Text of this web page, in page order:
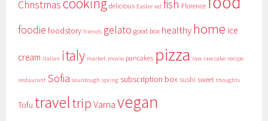
Christmas cooking delicious Easter ed fish Florence
foodie foodstory friends gelato good box healthyhome ice
cream italian italy market movie pancakes pizza raw raw cake recipe
restaurant Sofia sourdough spring subscription box sushi sweet thoughts
Tofu traveltrip Varna vegan